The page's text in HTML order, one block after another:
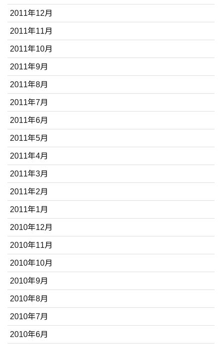
2011年12月
2011年11月
2011年10月
2011年9月
2011年8月
2011年7月
2011年6月
2011年5月
2011年4月
2011年3月
2011年2月
2011年1月
2010年12月
2010年11月
2010年10月
2010年9月
2010年8月
2010年7月
2010年6月